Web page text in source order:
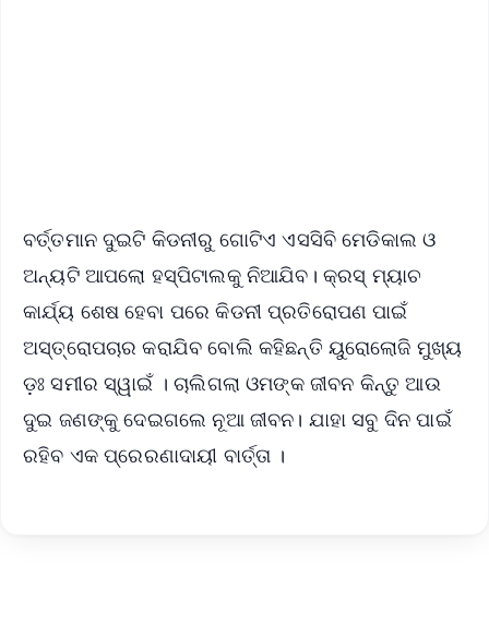
ବର୍ତ୍ତମାନ ଦୁଇଟି କିଡନୀରୁ ଗୋଟିଏ ଏସସିବି ମେଡିକାଲ ଓ
ଅନ୍ୟଟି ଆପଲୋ ହସ୍ପିଟାଲକୁ ନିଆଯିବ। କ୍ରସ୍ ମ୍ୟାଚ
କାର୍ଯ୍ୟ ଶେଷ ହେବା ପରେ କିଡନୀ ପ୍ରତିରୋପଣ ପାଇଁ
ଅସ୍ତ୍ରୋପଚାର କରାଯିବ ବୋଲି କହିଛନ୍ତି ୟୁରୋଲୋଜି ମୁଖ୍ୟ
ଡ଼ଃ ସମୀର ସ୍ୱାଇଁ । ଚାଲିଗଲା ଓମଙ୍କ ଜୀବନ କିନ୍ତୁ ଆଉ
ଦୁଇ ଜଣଙ୍କୁ ଦେଇଗଲେ ନୂଆ ଜୀବନ। ଯାହା ସବୁ ଦିନ ପାଇଁ
ରହିବ ଏକ ପ୍ରେରଣାଦାୟୀ ବାର୍ତ୍ତା ।